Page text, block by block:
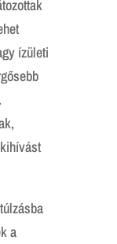
ízületi
a